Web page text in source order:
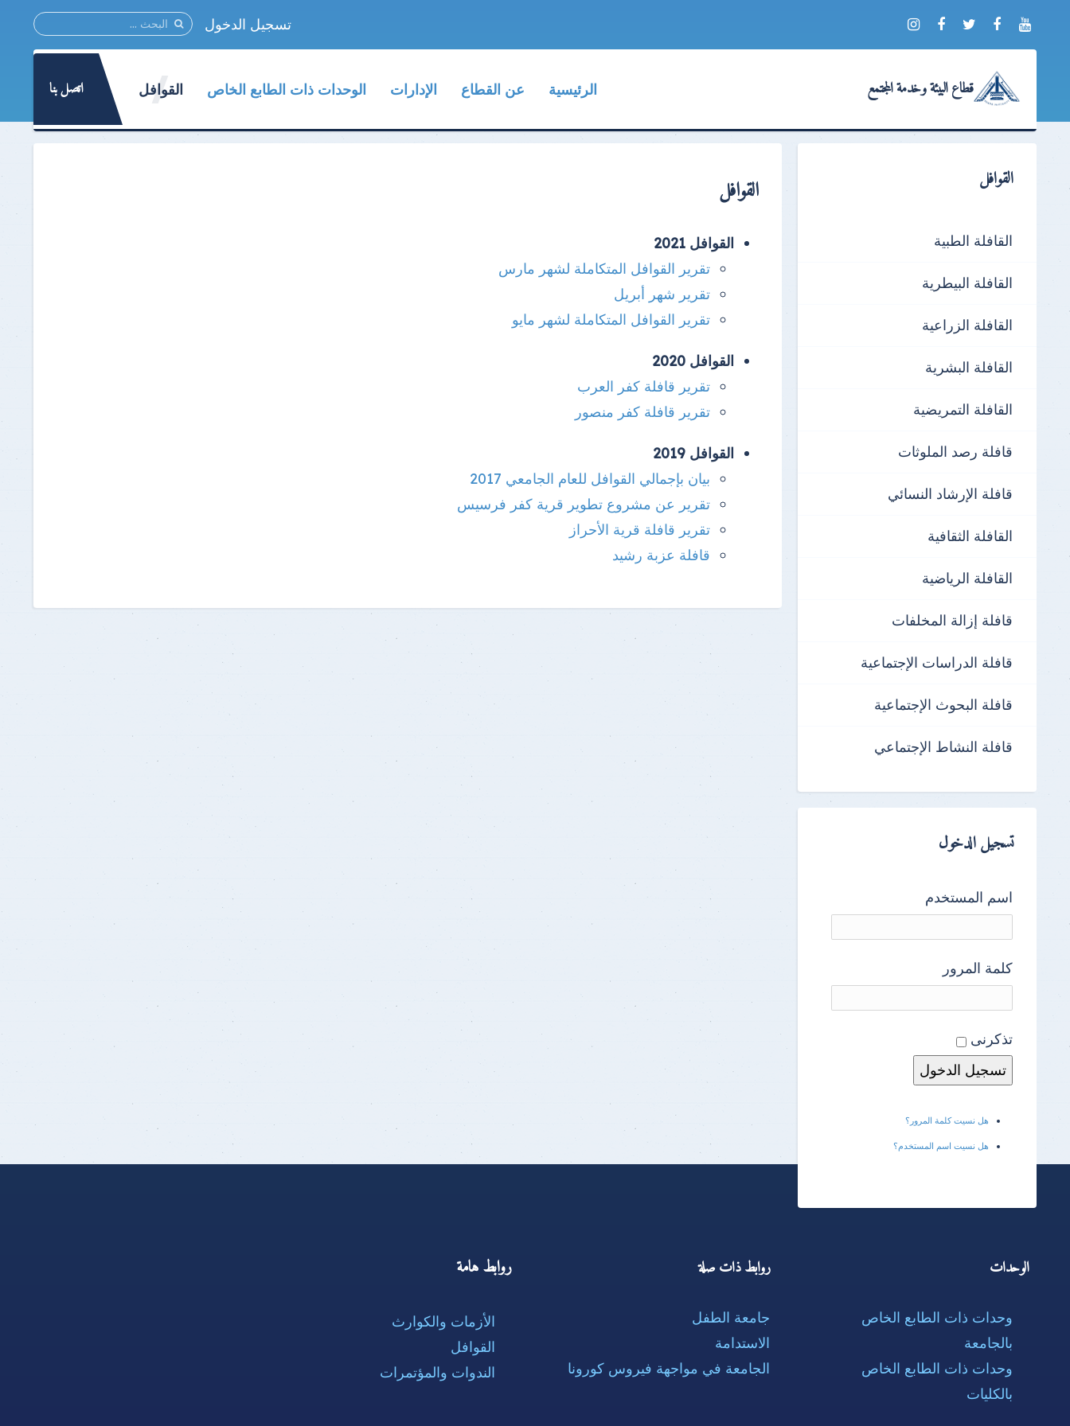
تسجيل الدخول
قطاع البيئة وخدمة المجتمع الرئيسية عن القطاع الإدارات الوحدات ذات الطابع الخاص القوافل اتصل بنا
القوافل
القوافل 2021
تقرير القوافل المتكاملة لشهر مارس
تقرير شهر أبريل
تقرير القوافل المتكاملة لشهر مايو
القوافل 2020
تقرير قافلة كفر العرب
تقرير قافلة كفر منصور
القوافل 2019
بيان بإجمالي القوافل للعام الجامعي 2017
تقرير عن مشروع تطوير قرية كفر فرسيس
تقرير قافلة قرية الأحراز
قافلة عزبة رشيد
القوافل
القافلة الطبية
القافلة البيطرية
القافلة الزراعية
القافلة البشرية
القافلة التمريضية
قافلة رصد الملوثات
قافلة الإرشاد النسائي
القافلة الثقافية
القافلة الرياضية
قافلة إزالة المخلفات
قافلة الدراسات الإجتماعية
قافلة البحوث الإجتماعية
قافلة النشاط الإجتماعي
تسجيل الدخول
اسم المستخدم
كلمة المرور
تذكرنى
هل نسيت كلمة المرور؟
هل نسيت اسم المستخدم؟
الوحدات
وحدات ذات الطابع الخاص
بالجامعة
وحدات ذات الطابع الخاص
بالكليات
روابط ذات صلة
جامعة الطفل
الاستدامة
الجامعة في مواجهة فيروس كورونا
روابط هامة
الأزمات والكوارث
القوافل
الندوات والمؤتمرات